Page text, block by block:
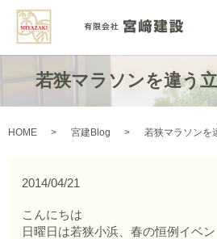
若狭マラソンを違う
HOME 宮建Blog 若狭マラソンを
2014/04/21
こんにちは
日曜日は若狭小浜、春の恒例イベン